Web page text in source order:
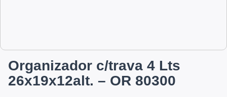
Organizador c/trava 4 Lts
26x19x12alt. – OR 80300